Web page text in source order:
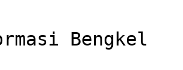
Bengkel